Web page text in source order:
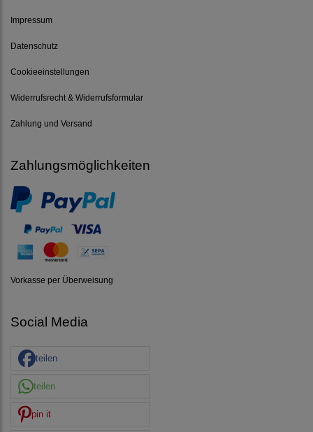
Impressum
Datenschutz
Cookieeinstellungen
Widerrufsrecht & Widerrufsformular
Zahlung und Versand
Zahlungsmöglichkeiten
Vorkasse per Überweisung
Social Media
teilen
teilen
pin it